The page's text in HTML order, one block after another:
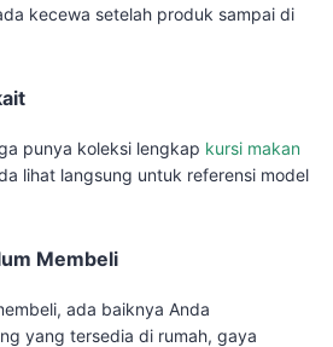
kecewa setelah produk sampai di
punya koleksi lengkap kursi makan
lihat langsung untuk referensi model
Membeli
ada baiknya Anda
yang tersedia di rumah, gaya